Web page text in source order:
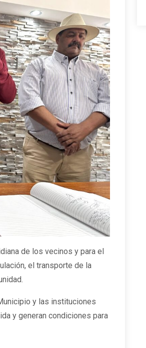
de los vecinos y para el
el transporte de la
y las instituciones
y generan condiciones para